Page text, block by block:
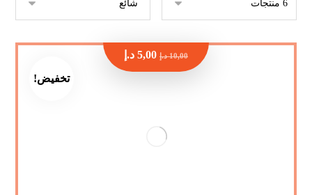
تخفيض!
10,00 د.إ 5,00 د.إ